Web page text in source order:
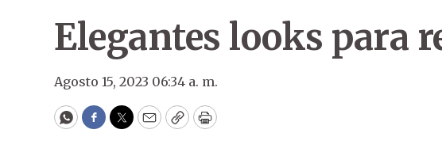
Elegantes looks para
Agosto 15, 2023 06:34 a. m.
WhatsApp
Facebook
Twitter
EmailCopyPrint